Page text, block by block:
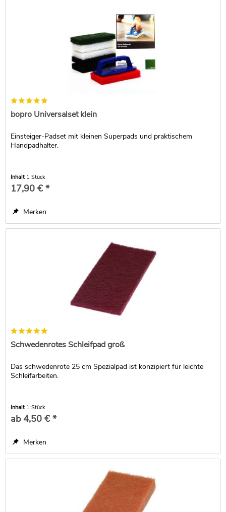
bopro Universalset klein
Einsteiger-Padset mit kleinen Superpads und praktischem
Handpadhalter.
Inhalt 1 Stück
17,90 € *
Merken
Schwedenrotes Schleifpad groß
Das schwedenrote 25 cm Spezialpad ist konzipiert für leichte
Schleifarbeiten.
Inhalt 1 Stück
ab 4,50 € *
Merken